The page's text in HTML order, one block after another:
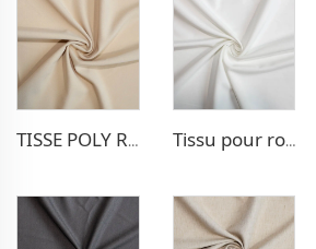
TISSE POLY RAYON POUR BLAZER Tissu pour robe extensible Poly Rayon